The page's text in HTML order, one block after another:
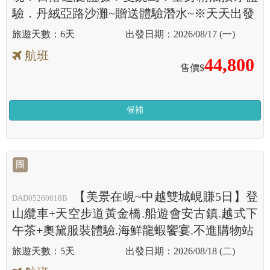
驗．丹絨亞路沙灘~贈送體驗潛水~※天天出發
6天 2026/08/17 (一)
航班
售價$44,800
候補
團
DAD05260818B
【美景在峴~中越雙城峴賺5日】登
山纜車+天空步道黃金橋.船遊會安古鎮.越式下
午茶+奧黛服裝體驗.海鮮龍蝦饗宴.不進購物站
5天 2026/08/18 (二)